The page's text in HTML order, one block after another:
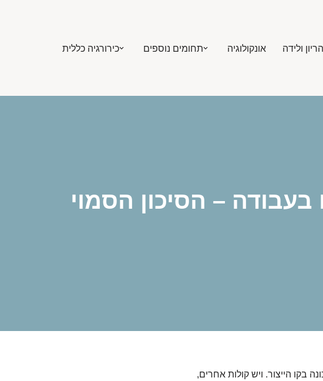
הריון ולידה אונקולוגיה תחומים נוספים כירורגיה כללית
– הסיכון הסמוי
בקו הייצור. ויש קולות אחרים,